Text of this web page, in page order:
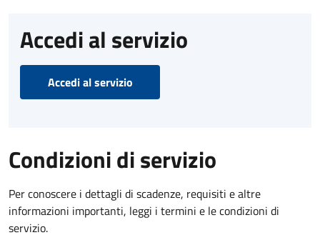
Accedi al servizio
Accedi al servizio
Condizioni di servizio
Per conoscere i dettagli di scadenze, requisiti e altre
informazioni importanti, leggi i termini e le condizioni di
servizio.